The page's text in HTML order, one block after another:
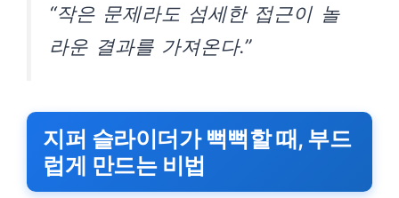
“작은 문제라도 섬세한 접근이 놀
라운 결과를 가져온다.”
지퍼 슬라이더가 뻑뻑할 때, 부드
럽게 만드는 비법